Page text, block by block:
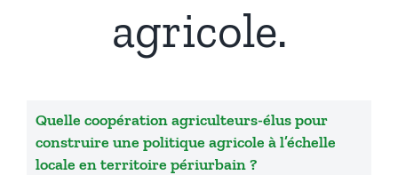
agricole.
Quelle coopération agriculteurs-élus pour
construire une politique agricole à l’échelle
locale en territoire périurbain ?